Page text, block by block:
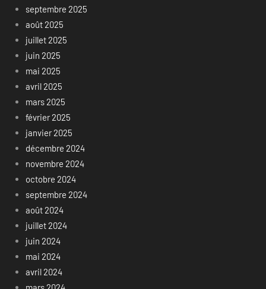
septembre 2025
août 2025
juillet 2025
juin 2025
mai 2025
avril 2025
mars 2025
février 2025
janvier 2025
décembre 2024
novembre 2024
octobre 2024
septembre 2024
août 2024
juillet 2024
juin 2024
mai 2024
avril 2024